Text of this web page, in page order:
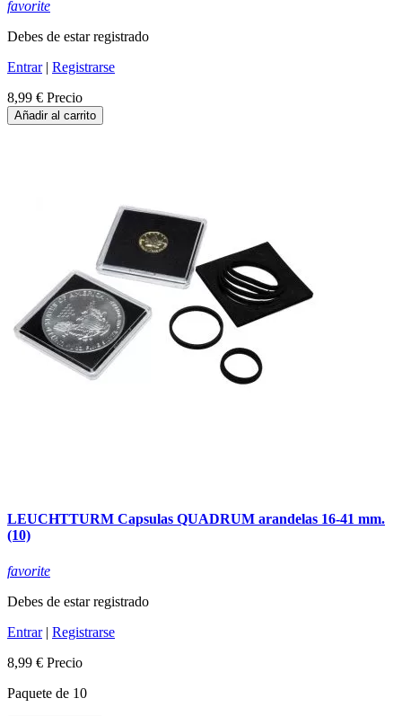
favorite
Debes de estar registrado
Entrar| Registrarse
8,99 € Precio
Añadir al carrito
LEUCHTTURM Capsulas QUADRUM arandelas 16-41 mm.
(10)
favorite
Debes de estar registrado
Entrar| Registrarse
8,99 € Precio
Paquete de 10